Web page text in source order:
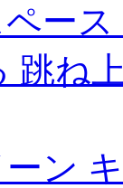
ー
跳ね
ーン